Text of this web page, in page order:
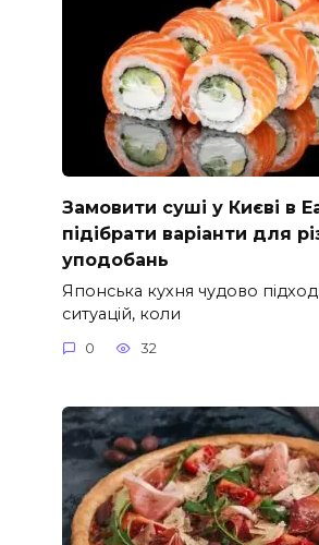
Замовити суші у Києві в
підібрати варіанти для
уподобань
Японська кухня чудово
ситуацій, коли
0 32